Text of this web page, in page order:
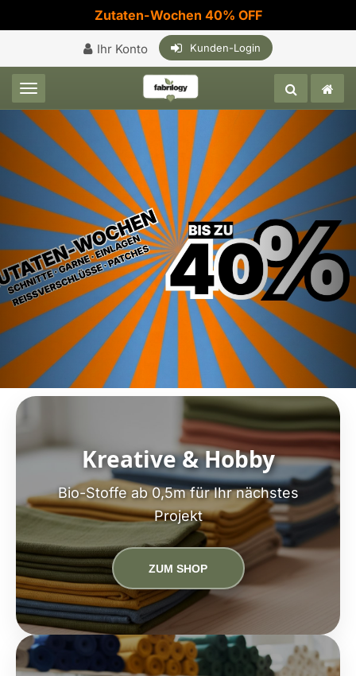
Zutaten-Wochen 40% OFF
Ihr Konto Kunden-Login
Toggle navigation
Kreative & Hobby
Bio-Stoffe ab 0,5m für Ihr nächstes
Projekt
ZUM SHOP